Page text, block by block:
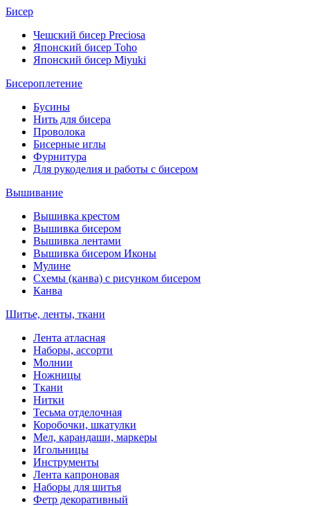
Бисер
Чешский бисер Preciosa
Японский бисер Toho
Японский бисер Miyuki
Бисероплетение
Бусины
Нить для бисера
Проволока
Бисерные иглы
Фурнитура
Для рукоделия и работы с бисером
Вышивание
Вышивка крестом
Вышивка бисером
Вышивка лентами
Вышивка бисером Иконы
Мулине
Схемы (канва) с рисунком бисером
Канва
Шитье, ленты, ткани
Лента атласная
Наборы, ассорти
Молнии
Ножницы
Ткани
Нитки
Тесьма отделочная
Коробочки, шкатулки
Мел, карандаши, маркеры
Игольницы
Инструменты
Лента капроновая
Наборы для шитья
Фетр декоративный